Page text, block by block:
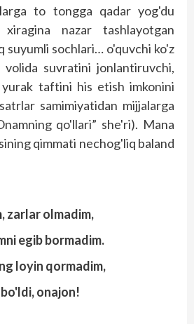
to tong­­ga qadar yog'du
nazar tashlayotgan
suyumli sochlari… o'quvchi ko'z
volida suvratini jonlantiruvchi,
taftini his etish imkonini
samimiyatidan mijjalarga
qo'llari” she'ri). Mana
qimmati nechog'liq baland
zarlar olmadim,
egib bormadim.
loyin qormadim,
onajon!